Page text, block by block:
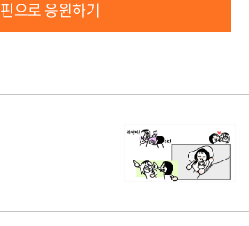
핀으로 응원하기